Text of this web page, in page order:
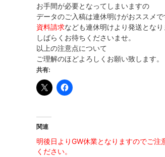
お手間が必要となってしまいますの
データのご入稿は連休明けがおススメで
資料請求なども連休明けより発送とな
しばらくお待ちくださいませ。
以上の注意点について
ご理解のほどよろしくお願い致します。
共有:
関連
明後日よりGW休業となりますのでご注
ください。